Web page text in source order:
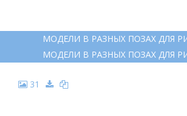
МОДЕЛИ В РАЗНЫХ ПОЗАХ ДЛЯ
МОДЕЛИ В РАЗНЫХ ПОЗАХ ДЛЯ
31